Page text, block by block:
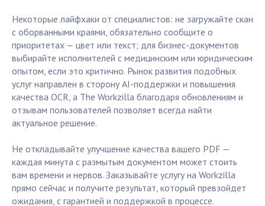
Некоторые лайфхаки от специалистов: не загружайте скан
с оборванными краями, обязательно сообщите о
приоритетах — цвет или текст; для бизнес-документов
выбирайте исполнителей с медицинским или юридическим
опытом, если это критично. Рынок развития подобных
услуг направлен в сторону AI-поддержки и повышения
качества OCR, а The Workzilla благодаря обновлениям и
отзывам пользователей позволяет всегда найти
актуальное решение.
Не откладывайте улучшение качества вашего PDF —
каждая минута с размытым документом может стоить
вам времени и нервов. Заказывайте услугу на Workzilla
прямо сейчас и получите результат, который превзойдет
ожидания, с гарантией и поддержкой в процессе.